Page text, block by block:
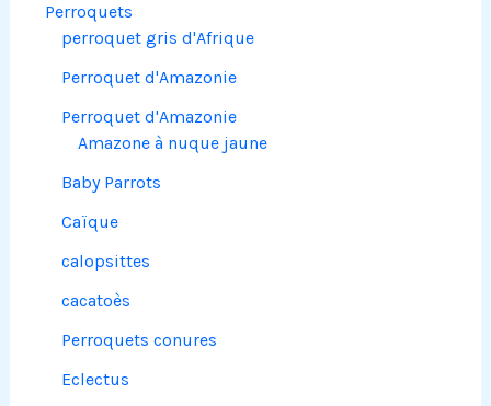
Perroquets
perroquet gris d'Afrique
Perroquet d'Amazonie
Perroquet d'Amazonie
Amazone à nuque jaune
Baby Parrots
Caïque
calopsittes
cacatoès
Perroquets conures
Eclectus